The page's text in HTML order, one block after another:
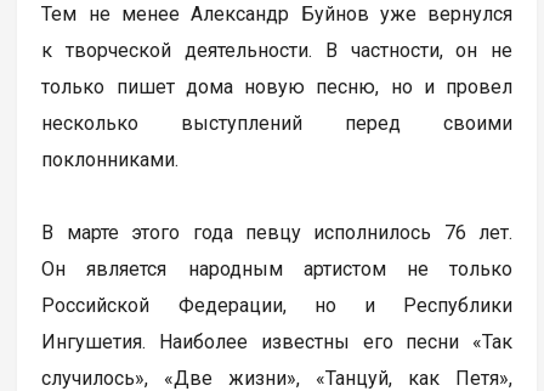
Тем не менее Александр Буйнов уже вернулся
к творческой деятельности. В частности, он не
только пишет дома новую песню, но и провел
несколько выступлений перед своими
поклонниками.
В марте этого года певцу исполнилось 76 лет.
Он является народным артистом не только
Российской Федерации, но и Республики
Ингушетия. Наиболее известны его песни «Так
случилось», «Две жизни», «Танцуй, как Петя»,